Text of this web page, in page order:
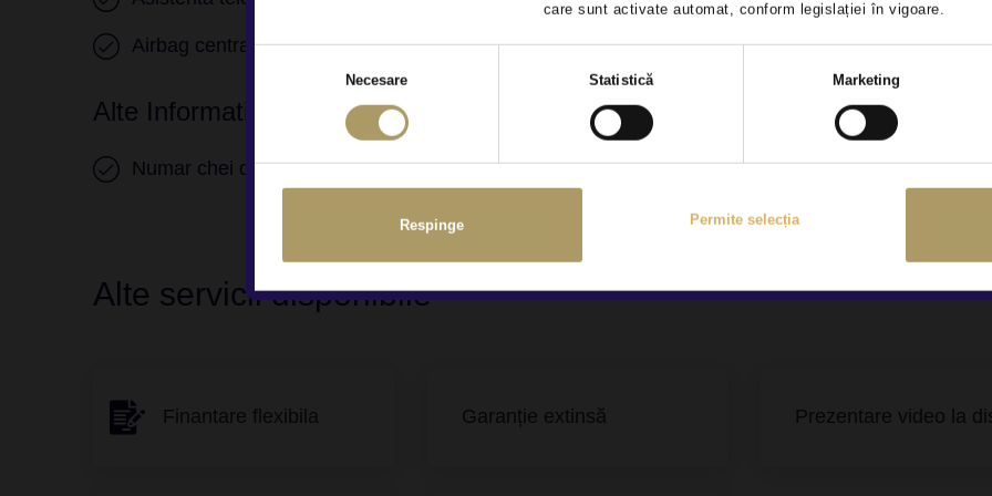
care sunt activate automat, conform legislației în vigoare.
consimțământului
Necesare Statistică Marketing
Respinge Permite selecția
Airbag central sofer si pasager Airbag lateral sofer si pasager Airbag cortina spate
Alte Informatii
Numar chei disponibile 2
Alte servicii disponibile
Finantare flexibila Garanție extinsă Prezentare video la